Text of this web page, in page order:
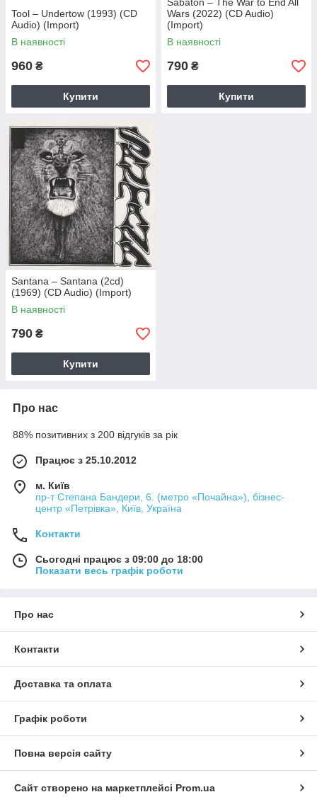
Tool – Undertow (1993) (CD
Audio) (Import)
В наявності
960 ₴
Купити
Sabaton – The War to End All
Wars (2022) (CD Audio)
(Import)
В наявності
790 ₴
Купити
Santana – Santana (2cd)
(1969) (CD Audio) (Import)
В наявності
790 ₴
Купити
Про нас
88% позитивних з 200 відгуків за рік
Працює з 25.10.2012
м. Київ
пр-т Степана Бандери, 6. (метро «Почайна»), бізнес-
центр «Петрівка», Київ, Україна
Контакти
Сьогодні працює з 09:00 до 18:00
Показати весь графік роботи
Про нас
Контакти
Доставка та оплата
Графік роботи
Повна версія сайту
Сайт створено на маркетплейсі Prom.ua